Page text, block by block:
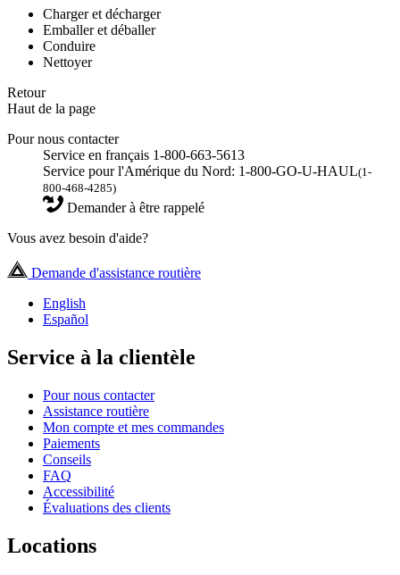
Charger et décharger
Emballer et déballer
Conduire
Nettoyer
Retour
Haut de la page
Pour nous contacter
Service en français 1-800-663-5613
Service pour l'Amérique du Nord: 1-800-GO-U-HAUL(1-
800-468-4285)
Demander à être rappelé
Vous avez besoin d'aide?
Demande d'assistance routière
English
Español
Service à la clientèle
Pour nous contacter
Assistance routière
Mon compte et mes commandes
Paiements
Conseils
FAQ
Accessibilité
Évaluations des clients
Locations